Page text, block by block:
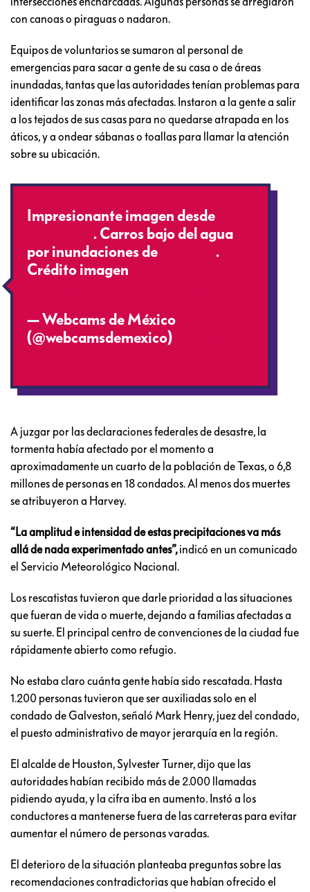
con canoas o piraguas o nadaron.
Equipos de voluntarios se sumaron al personal de
emergencias para sacar a gente de su casa o de áreas
inundadas, tantas que las autoridades tenían problemas para
identificar las zonas más afectadas. Instaron a la gente a salir
a los tejados de sus casas para no quedarse atrapada en los
áticos, y a ondear sábanas o toallas para llamar la atención
sobre su ubicación.
Impresionante imagen desde
. Carros bajo del agua
por inundaciones de
.
Crédito imagen
— Webcams de México
(@webcamsdemexico)
A juzgar por las declaraciones federales de desastre, la
tormenta había afectado por el momento a
aproximadamente un cuarto de la población de Texas, o 6,8
millones de personas en 18 condados. Al menos dos muertes
se atribuyeron a Harvey.
“La amplitud e intensidad de estas precipitaciones va más
allá de nada experimentado antes”,indicó en un comunicado
el Servicio Meteorológico Nacional.
Los rescatistas tuvieron que darle prioridad a las situaciones
que fueran de vida o muerte, dejando a familias afectadas a
su suerte. El principal centro de convenciones de la ciudad fue
rápidamente abierto como refugio.
No estaba claro cuánta gente había sido rescatada. Hasta
1.200 personas tuvieron que ser auxiliadas solo en el
condado de Galveston, señaló Mark Henry, juez del condado,
el puesto administrativo de mayor jerarquía en la región.
El alcalde de Houston, Sylvester Turner, dijo que las
autoridades habían recibido más de 2.000 llamadas
pidiendo ayuda, y la cifra iba en aumento. Instó a los
conductores a mantenerse fuera de las carreteras para evitar
aumentar el número de personas varadas.
El deterioro de la situación planteaba preguntas sobre las
recomendaciones contradictorias que habían ofrecido el